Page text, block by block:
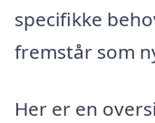
specifikke
fremstår som
Her er en